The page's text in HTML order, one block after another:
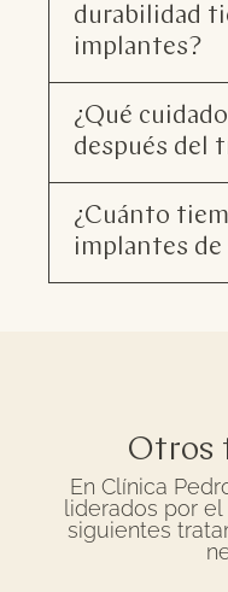
durabilidad
implantes?
¿Qué
después del
¿Cuánto
implantes
Otros
En Clínica
liderados por el
siguientes